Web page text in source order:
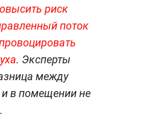
риск
поток
. Эксперты
между
и в помещении не